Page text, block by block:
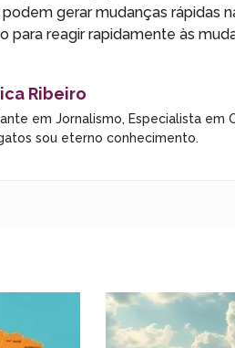
gerar mudanças rápidas
para reagir rapidamente às
Ribeiro
em Jornalismo, Especialista em
sou eterno conhecimento.